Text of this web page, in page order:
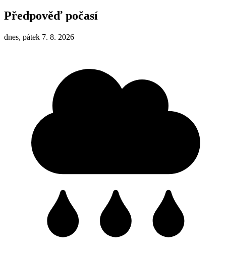
Předpověď počasí
dnes, pátek 7. 8. 2026